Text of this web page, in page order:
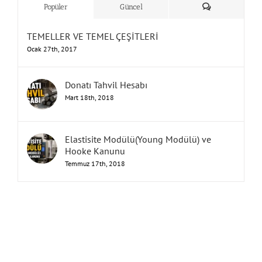
Popüler Güncel Yorum
TEMELLER VE TEMEL ÇEŞİTLERİ
Ocak 27th, 2017
Donatı Tahvil Hesabı
Mart 18th, 2018
Elastisite Modülü(Young Modülü) ve
Hooke Kanunu
Temmuz 17th, 2018